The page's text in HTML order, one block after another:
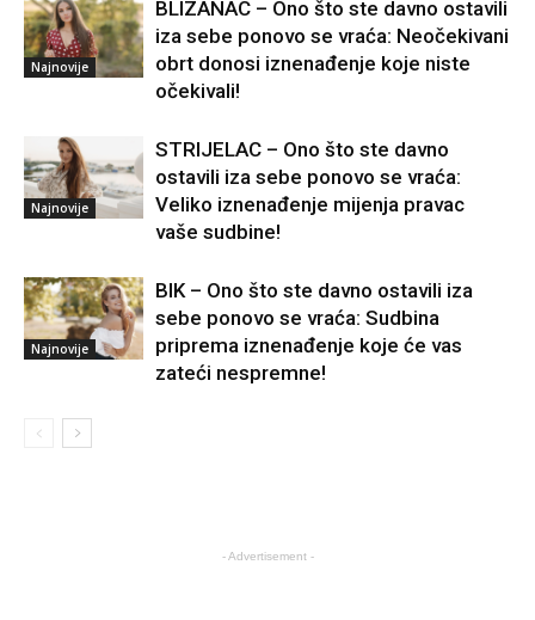
Najnovije
BLIZANAC – Ono što ste davno ostavili
iza sebe ponovo se vraća: Neočekivani
obrt donosi iznenađenje koje niste
očekivali!
Najnovije
STRIJELAC – Ono što ste davno
ostavili iza sebe ponovo se vraća:
Veliko iznenađenje mijenja pravac
vaše sudbine!
Najnovije
BIK – Ono što ste davno ostavili iza
sebe ponovo se vraća: Sudbina
priprema iznenađenje koje će vas
zateći nespremne!
- Advertisement -